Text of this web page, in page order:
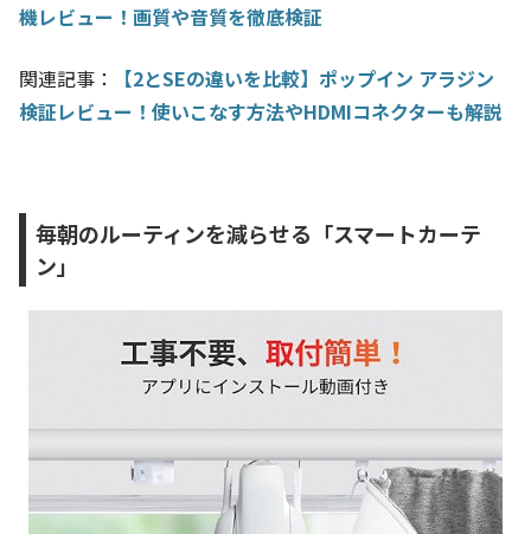
機レビュー！画質や音質を徹底検証
関連記事：
【2とSEの違いを比較】ポップイン アラジン
検証レビュー！使いこなす方法やHDMIコネクターも解説
毎朝のルーティンを減らせる「スマートカーテ
ン」